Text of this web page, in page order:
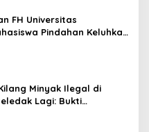
FH Universitas
Pindahan Keluhkan
Universitas Tamansiswa
Minyak Ilegal di
Lagi: Bukti
Sumsel Hanya ‘Lip